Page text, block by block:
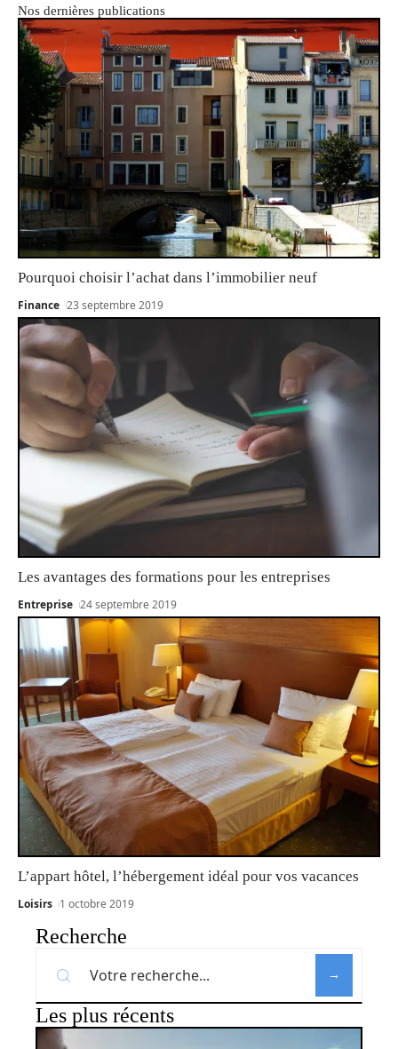
Nos dernières publications
Pourquoi choisir l’achat dans l’immobilier neuf
Finance 23 septembre 2019
Les avantages des formations pour les entreprises
Entreprise 24 septembre 2019
L’appart hôtel, l’hébergement idéal pour vos vacances
Loisirs 1 octobre 2019
Recherche
Les plus récents